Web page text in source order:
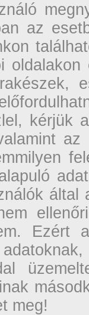
az
kérjük
Ezért
meg!